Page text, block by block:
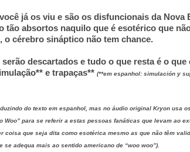
já os viu e são os disfuncionais da Nova
tão absortos naquilo que é esotérico que
o cérebro sináptico não tem chance.
descartados e tudo o que resta é o que
e trapaças** (**em espanhol: simulación y
do texto em espanhol, mas no áudio original Kryon usa
Woo” para se referir a estas pessoas fanáticas que levam ao
coisa que seja dita como esotérica mesmo as que não têm
se adequa mais ao sentido americano de “woo woo”).